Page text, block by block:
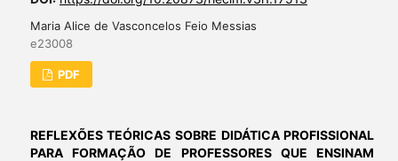
Maria Alice de Vasconcelos Feio Messias
e23008
PDF
REFLEXÕES TEÓRICAS SOBRE DIDÁTICA PROFISSIONAL
PARA FORMAÇÃO DE PROFESSORES QUE ENSINAM